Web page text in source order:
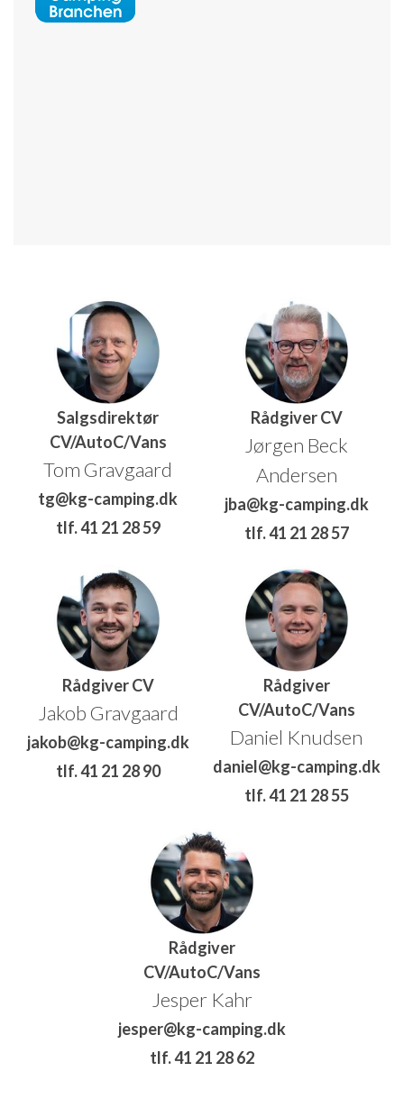
Salgsdirektør
CV/AutoC/Vans
Tom Gravgaard
tg@kg-camping.dk
tlf. 41 21 28 59
Rådgiver CV
Jørgen Beck
Andersen
jba@kg-camping.dk
tlf. 41 21 28 57
Rådgiver CV
Jakob Gravgaard
jakob@kg-camping.dk
tlf. 41 21 28 90
Rådgiver
CV/AutoC/Vans
Daniel Knudsen
daniel@kg-camping.dk
tlf. 41 21 28 55
Rådgiver
CV/AutoC/Vans
Jesper Kahr
jesper@kg-camping.dk
tlf. 41 21 28 62